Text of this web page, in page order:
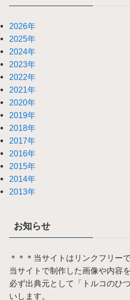
2026年
2025年
2024年
2023年
2022年
2021年
2020年
2019年
2018年
2017年
2016年
2015年
2014年
2013年
お知らせ
＊＊＊当サイトはリンクフリー
当サイトで制作した画像や内容
必ず出典元として「トルコのひ
いします。